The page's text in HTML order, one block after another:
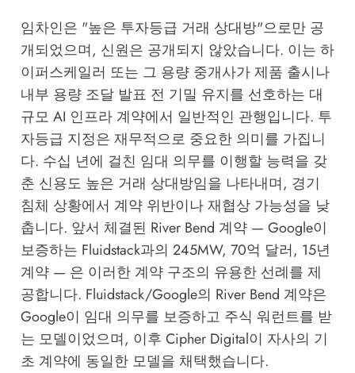
임차인은 "높은 투자등급 거래 상대방"으로만 공
개되었으며, 신원은 공개되지 않았습니다. 이는 하
이퍼스케일러 또는 그 용량 중개사가 제품 출시나
내부 용량 조달 발표 전 기밀 유지를 선호하는 대
규모 AI 인프라 계약에서 일반적인 관행입니다. 투
자등급 지정은 재무적으로 중요한 의미를 가집니
다. 수십 년에 걸친 임대 의무를 이행할 능력을 갖
춘 신용도 높은 거래 상대방임을 나타내며, 경기
침체 상황에서 계약 위반이나 재협상 가능성을 낮
춥니다. 앞서 체결된 River Bend 계약 — Google이
보증하는 Fluidstack과의 245MW, 70억 달러, 15년
계약 — 은 이러한 계약 구조의 유용한 선례를 제
공합니다. Fluidstack/Google의 River Bend 계약은
Google이 임대 의무를 보증하고 주식 워런트를 받
는 모델이었으며, 이후 Cipher Digital이 자사의 기
초 계약에 동일한 모델을 채택했습니다.